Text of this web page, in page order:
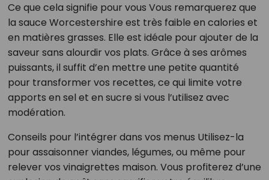
Ce que cela signifie pour vous Vous remarquerez que
la sauce Worcestershire est très faible en calories et
en matières grasses. Elle est idéale pour ajouter de la
saveur sans alourdir vos plats. Grâce à ses arômes
puissants, il suffit d’en mettre une petite quantité
pour transformer vos recettes, ce qui limite votre
apports en sel et en sucre si vous l’utilisez avec
modération.
Conseils pour l’intégrer dans vos menus Utilisez-la
pour assaisonner viandes, légumes, ou même pour
relever vos vinaigrettes maison. Vous profiterez d’une